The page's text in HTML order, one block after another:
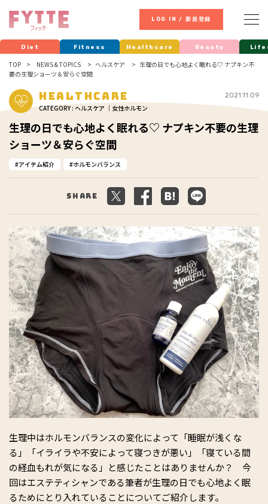
LOG IN / 新規登録
Diet Fitness Healthcare Beauty
TOP NEWS & TOPICS ヘルスケア
生理の日でも心地よく眠れる♡ ナプキン不
要の生理ショーツ＆安らぐ空間
Healthcare
CATEGORY : ヘルスケア ｜女性ホルモン
2021.11.09
生理の日でも心地よく眠れる♡ ナプキン不要の生理
ショーツ＆安らぐ空間
アイテム紹介 ホルモンバランス
Share
生理中はホルモンバランスの変化によって「睡眠が浅くな
る」「イライラや不安によって寝つきが悪い」「寝ている間
の経血もれが気になる」と感じたことはありませんか？ 今
回はエステティシャンである筆者が生理の日でも心地よく眠
るためにとり入れていることについてご紹介します。